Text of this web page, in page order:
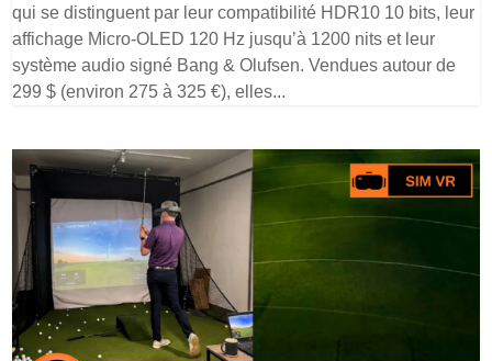
qui se distinguent par leur compatibilité HDR10 10 bits, leur
affichage Micro-OLED 120 Hz jusqu’à 1200 nits et leur
système audio signé Bang & Olufsen. Vendues autour de
299 $ (environ 275 à 325 €), elles...